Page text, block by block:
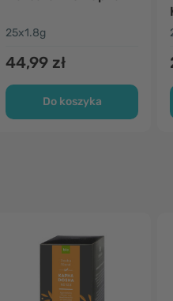
25x1.8g
44,99 zł
Do koszyka